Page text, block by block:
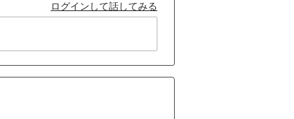
ログインして話してみる